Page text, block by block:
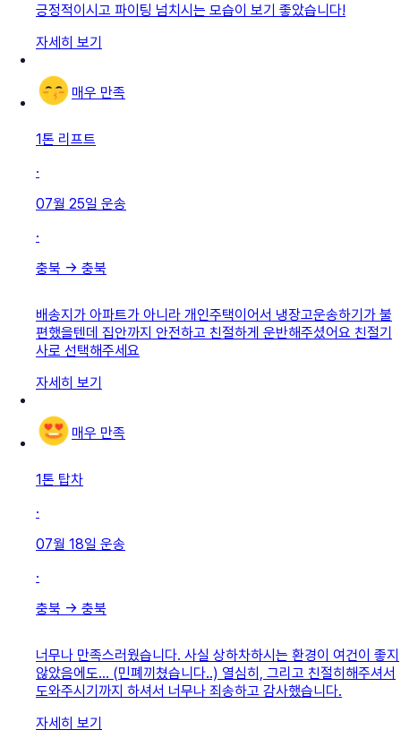
긍정적이시고 파이팅 넘치시는 모습이 보기 좋았습니다!
자세히 보기
매우 만족
1톤 리프트
·
07월 25일 운송
·
충북 → 충북
배송지가 아파트가 아니라 개인주택이어서 냉장고운송하기가 불
편했을텐데 집안까지 안전하고 친절하게 운반해주셨어요 친절기
사로 선택해주세요
자세히 보기
매우 만족
1톤 탑차
·
07월 18일 운송
·
충북 → 충북
너무나 만족스러웠습니다. 사실 상하차하시는 환경이 여건이 좋지
않았음에도... (민폐끼쳤습니다..) 열심히, 그리고 친절히해주셔서
도와주시기까지 하셔서 너무나 죄송하고 감사했습니다.
자세히 보기